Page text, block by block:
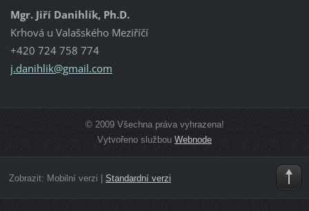
Mgr. Jiří Danihlík, Ph.D.
Krhová u Valašského Meziříčí
+420 724 758 774
j.danihlik@gmail.com
© 2009 Všechna práva vyhrazena!
Vytvořeno službouWebnode
Zobrazit: Mobilní verzi Standardní verzi